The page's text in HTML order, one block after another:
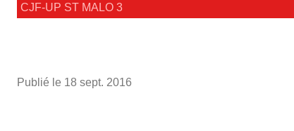
CJF-UP ST MALO 3
Publié le 18 sept. 2016